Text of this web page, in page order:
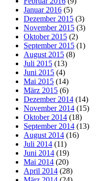
Januar 2016 (5)
Dezember 2015 (3)
November 2015 (3)
Oktober 2015 (2)
September 2015 (1)
August 2015 (8)
Juli 2015 (13)
Juni 2015 (4)
Mai 2015 (14)
März 2015 (6)
Dezember 2014 (14)
November 2014 (15)
Oktober 2014 (18)
September 2014 (13)
August 2014 (16)
Juli 2014 (11)
Juni 2014 (19)
Mai 2014 (20)
April 2014 (28)